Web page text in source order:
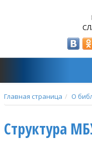
Главная страница О
Структура